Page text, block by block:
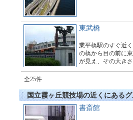
東武橋
業平橋駅のすぐ近
の橋から目の前に
が見え、その大き
全25件
国立霞ヶ丘競技場の近くにある
書斎館